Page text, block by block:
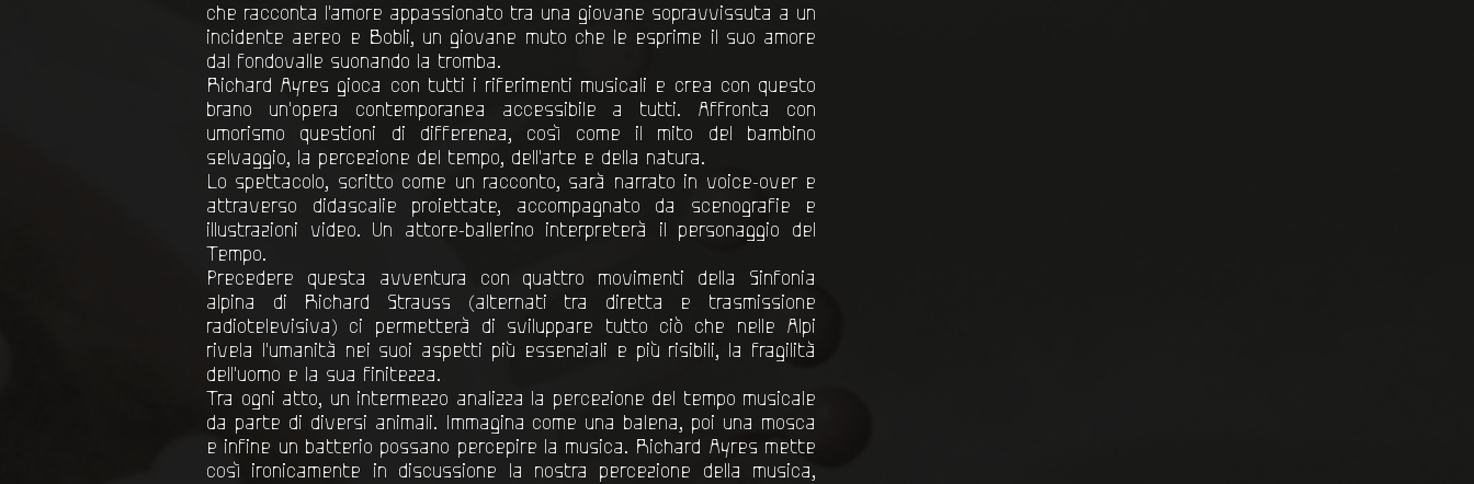
che racconta l'amore appassionato tra una giovane sopravvissuta a un
incidente aereo e Bobli, un giovane muto che le esprime il suo amore
dal fondovalle suonando la tromba.
Richard Ayres gioca con tutti i riferimenti musicali e crea con questo
brano un'opera contemporanea accessibile a tutti. Affronta con
umorismo questioni di differenza, così come il mito del bambino
selvaggio, la percezione del tempo, dell'arte e della natura.
Lo spettacolo, scritto come un racconto, sarà narrato in voice-over e
attraverso didascalie proiettate, accompagnato da scenografie e
illustrazioni video. Un attore-ballerino interpreterà il personaggio del
Tempo.
Precedere questa avventura con quattro movimenti della Sinfonia
alpina di Richard Strauss (alternati tra diretta e trasmissione
radiotelevisiva) ci permetterà di sviluppare tutto ciò che nelle Alpi
rivela l'umanità nei suoi aspetti più essenziali e più risibili, la fragilità
dell'uomo e la sua finitezza.
Tra ogni atto, un intermezzo analizza la percezione del tempo musicale
da parte di diversi animali. Immagina come una balena, poi una mosca
e infine un batterio possano percepire la musica. Richard Ayres mette
così ironicamente in discussione la nostra percezione della musica,